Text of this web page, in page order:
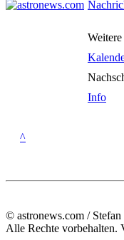
Info
^
© astronews.com /
Alle Rechte vorbehalten.